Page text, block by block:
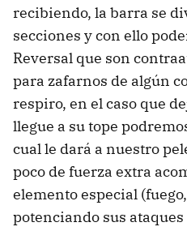
recibiendo, la barra se
secciones y con ello
Reversal que son
para zafarnos de algún
respiro, en el caso que
llegue a su tope
cual le dará a nuestro
poco de fuerza extra
elemento especial
potenciando sus